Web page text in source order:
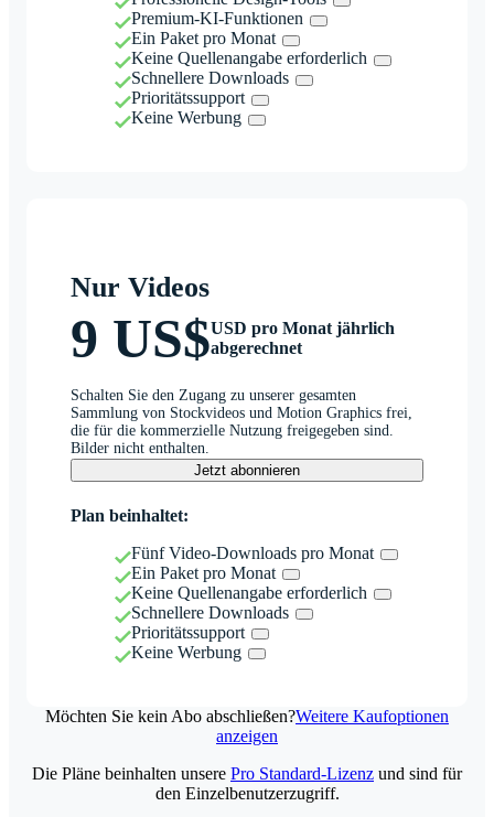
Premium-KI-Funktionen
Ein Paket pro Monat
Keine Quellenangabe erforderlich
Schnellere Downloads
Prioritätssupport
Keine Werbung
Nur Videos
9 US$USD pro Monat jährlich
abgerechnet
Schalten Sie den Zugang zu unserer gesamten
Sammlung von Stockvideos und Motion Graphics frei,
die für die kommerzielle Nutzung freigegeben sind.
Bilder nicht enthalten.
Jetzt abonnieren
Plan beinhaltet:
Fünf Video-Downloads pro Monat
Ein Paket pro Monat
Keine Quellenangabe erforderlich
Schnellere Downloads
Prioritätssupport
Keine Werbung
Möchten Sie kein Abo abschließen?Weitere Kaufoptionen
anzeigen
Die Pläne beinhalten unsere Pro Standard-Lizenz und sind für
den Einzelbenutzerzugriff.